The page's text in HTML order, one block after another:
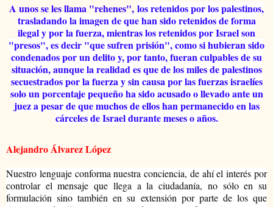
A unos se les llama "rehenes", los retenidos por los palestinos,
trasladando la imagen de que han sido retenidos de forma
ilegal y por la fuerza, mientras los retenidos por Israel son
"presos", es decir "que sufren prisión", como si hubieran sido
condenados por un delito y, por tanto, fueran culpables de su
situación, aunque la realidad es que de los miles de palestinos
secuestrados por la fuerza y sin causa por las fuerzas israelíes
solo un porcentaje pequeño ha sido acusado o llevado ante un
juez a pesar de que muchos de ellos han permanecido en las
cárceles de Israel durante meses o años.
Alejandro Álvarez López
Nuestro lenguaje conforma nuestra conciencia, de ahí el interés por
controlar el mensaje que llega a la ciudadanía, no sólo en su
formulación sino también en su extensión por parte de los que